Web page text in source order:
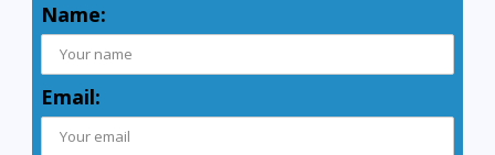
Name:
Email: